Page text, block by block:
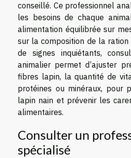
conseillé. Ce professionnel
les besoins de chaque
alimentation équilibrée sur
sur la composition de la
de signes inquiétants,
animalier permet d’ajuster
fibres lapin, la quantité de
protéines ou minéraux, pour
lapin nain et prévenir les
alimentaires.
Consulter un
spécialisé